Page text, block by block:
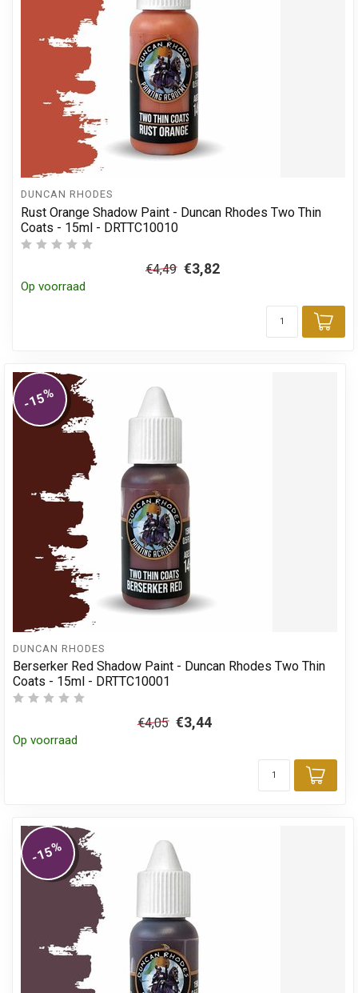
DUNCAN RHODES
Rust Orange Shadow Paint - Duncan Rhodes Two Thin
Coats - 15ml - DRTTC10010
€4,49 €3,82
Op voorraad
-15%
DUNCAN RHODES
Berserker Red Shadow Paint - Duncan Rhodes Two Thin
Coats - 15ml - DRTTC10001
€4,05 €3,44
Op voorraad
-15%